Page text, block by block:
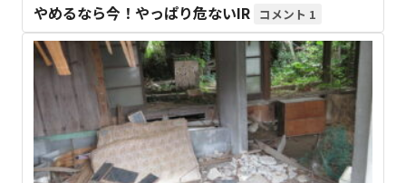
やめるなら今！やっぱり危ないIR 1